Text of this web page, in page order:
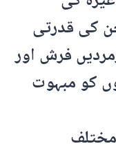
کی قدرتی
فرش اور
کو مبہوت